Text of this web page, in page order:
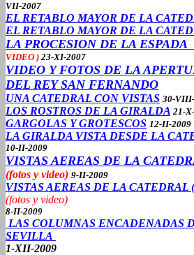
VII-2007
EL RETABLO MAYOR DE LA
EL RETABLO MAYOR DE LA
LA PROCESION DE LA ESPADA
VIDEO ) 23-XI-2007
VIDEO Y FOTOS DE LA
DEL REY SAN FERNANDO
UNA CATEDRAL CON VISTAS 30-
LOS ROSTROS DE LA GIRALDA 21-
GARGOLAS Y GROTESCOS 12-II-2009
LA GIRALDA VISTA DESDE LA
10-II-2009
VISTAS AEREAS DE LA
(fotos y video) 9-II-2009
VISTAS AEREAS DE LA CATEDRAL
(fotos y video)
8-II-2009
LAS COLUMNAS ENCADENADAS
SEVILLA
1-XII-2009